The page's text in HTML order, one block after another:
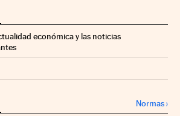
económica y las noticias
en Facebook
Días en Twitter
Normas›